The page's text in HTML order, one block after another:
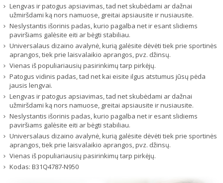
Lengvas ir patogus apsiavimas, tad net skubėdami ar dažnai
užmiršdami ką nors namuose, greitai apsiausite ir nusiausite.
Neslystantis išorinis padas, kurio pagalba net ir esant slidiems
paviršiams galėsite eiti ar bėgti stabiliau.
Universalaus dizaino avalynė, kurią galėsite dėvėti tiek prie sportinės
aprangos, tiek prie laisvalaikio aprangos, pvz. džinsų.
Vienas iš populiariausių pasirinkimų tarp pirkėjų.
Patogus vidinis padas, tad net kai eisite ilgus atstumus jūsų pėda
jausis lengvai.
Lengvas ir patogus apsiavimas, tad net skubėdami ar dažnai
užmiršdami ką nors namuose, greitai apsiausite ir nusiausite.
Neslystantis išorinis padas, kurio pagalba net ir esant slidiems
paviršiams galėsite eiti ar bėgti stabiliau.
Universalaus dizaino avalynė, kurią galėsite dėvėti tiek prie sportinės
aprangos, tiek prie laisvalaikio aprangos, pvz. džinsų.
Vienas iš populiariausių pasirinkimų tarp pirkėjų.
Kodas: B31Q4787-N950